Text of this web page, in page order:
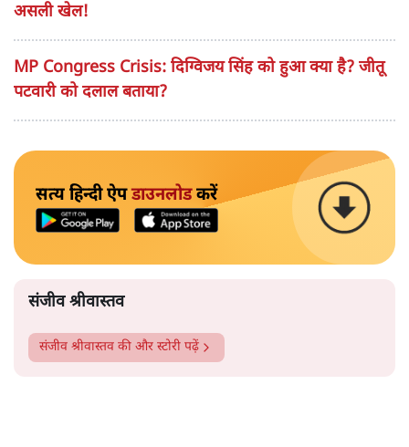
असली खेल!
MP Congress Crisis: दिग्विजय सिंह को हुआ क्या है? जीतू
पटवारी को दलाल बताया?
सत्य हिन्दी ऐपडाउनलोडकरें
संजीव श्रीवास्तव
संजीव श्रीवास्तव की और स्टोरी पढ़ें